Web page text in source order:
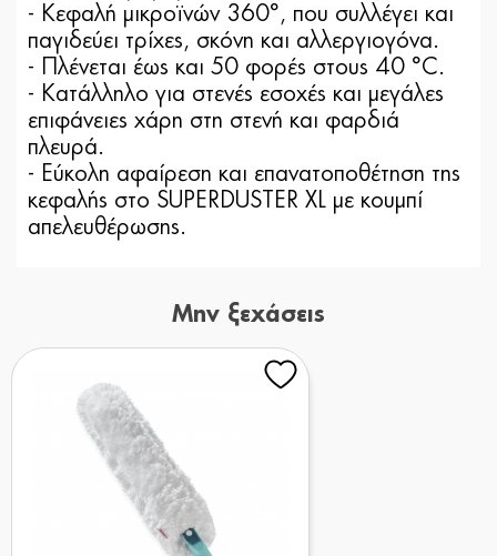
- Κεφαλή μικροϊνών 360°, που συλλέγει και
παγιδεύει τρίχες, σκόνη και αλλεργιογόνα.
- Πλένεται έως και 50 φορές στους 40 °C.
- Κατάλληλο για στενές εσοχές και μεγάλες
επιφάνειες χάρη στη στενή και φαρδιά
πλευρά.
- Εύκολη αφαίρεση και επανατοποθέτηση της
κεφαλής στο SUPERDUSTER XL με κουμπί
απελευθέρωσης.
Μην ξεχάσεις